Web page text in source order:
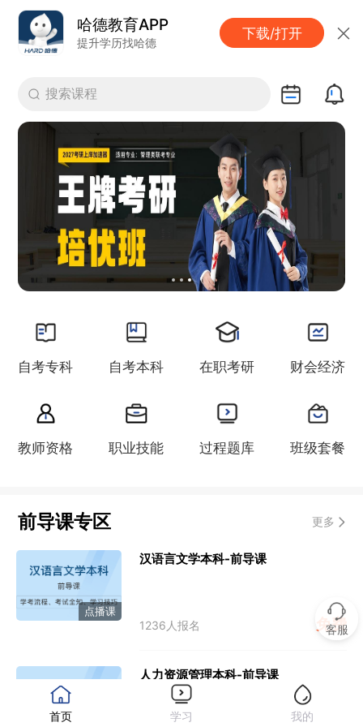
哈德教育APP
提升学历找哈德
下载/打开
搜索课程
自考专科 自考本科 在职考研 财会经济
教师资格 职业技能 过程题库 班级套餐
前导课专区 更多
点播课
汉语言文学本科-前导课
1236人报名 免费
人力资源管理本科-前导课
客服
首页 学习 我的